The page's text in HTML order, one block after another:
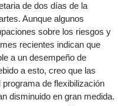
de dos días de la
Aunque algunos
sobre los riesgos y
recientes indican que
a un desempeño de
a esto, creo que las
de flexibilización
disminuido en gran medida.